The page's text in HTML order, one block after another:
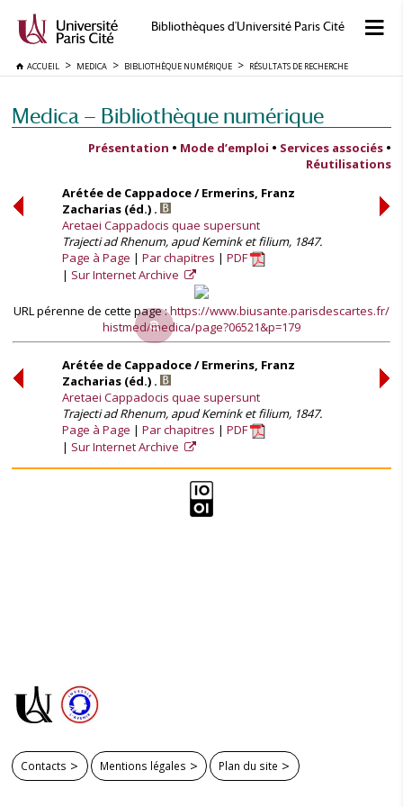
Bibliothèques d'Université Paris Cité
ACCUEIL MEDICA BIBLIOTHÈQUE NUMÉRIQUE RÉSULTATS DE RECHERCHE
Medica — Bibliothèque numérique
Présentation • Mode d’emploi • Services associés •
Réutilisations
Arétée de Cappadoce / Ermerins, Franz
Zacharias (éd.) .
Aretaei Cappadocis quae supersunt
Trajecti ad Rhenum, apud Kemink et filium, 1847.
Page à Page
Par chapitres
PDF
Sur Internet Archive
URL pérenne de cette page :https://www.biusante.parisdescartes.fr/
histmed/medica/page?06521&p=179
Arétée de Cappadoce / Ermerins, Franz
Zacharias (éd.) .
Aretaei Cappadocis quae supersunt
Trajecti ad Rhenum, apud Kemink et filium, 1847.
Page à Page
Par chapitres
PDF
Sur Internet Archive
Contacts Mentions légales Plan du site